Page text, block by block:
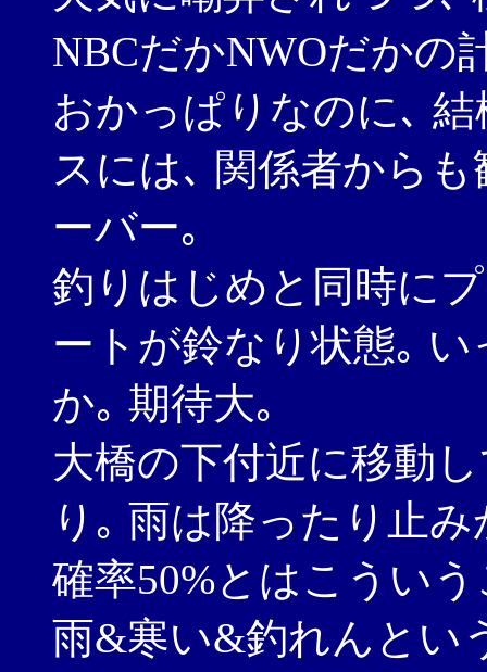
NBCだかNWOだかの
おかっぱりなのに､
スには､ 関係者から
ーバー｡
釣りはじめと同時に
ートが鈴なり状態｡
か｡ 期待大｡
大橋の下付近に移動
り｡ 雨は降ったり止
確率50%とはこうい
雨&寒い&釣れんとい